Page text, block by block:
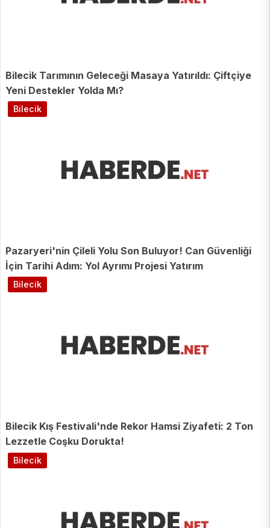
Bilecik Tarımının Geleceği Masaya Yatırıldı: Çiftçiye
Yeni Destekler Yolda Mı?
Pazaryeri'nin Çileli Yolu Son Buluyor! Can Güvenliği
İçin Tarihi Adım: Yol Ayrımı Projesi Yatırım
Programında
Bilecik
Bilecik Kış Festivali'nde Rekor Hamsi Ziyafeti: 2 Ton
Lezzetle Coşku Dorukta!
Bilecik
Bilecik